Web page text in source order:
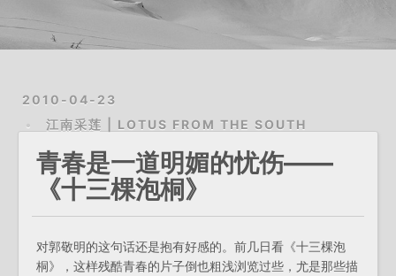
About
2010-04-23
江南采莲 | LOTUS FROM THE SOUTH
青春是一道明媚的忧伤——
《十三棵泡桐》
对郭敬明的这句话还是抱有好感的。前几日看《十三棵泡
桐》，这样残酷青春的片子倒也粗浅浏览过些，尤是那些描